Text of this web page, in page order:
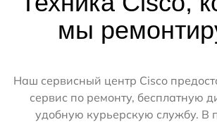
мы
Наш сервисный центр Cisco
сервис по ремонту, бесплатную
удобную курьерскую службу. В